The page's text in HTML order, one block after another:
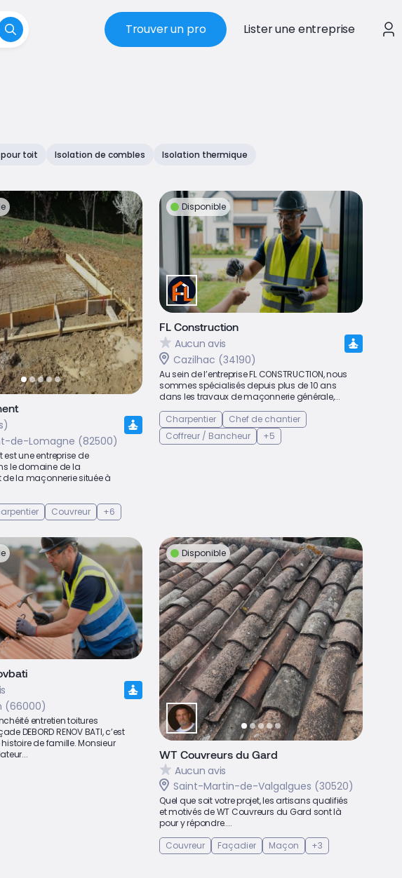
Trouver un pro Lister une entreprise
toit Isolation de combles Isolation thermique
de-Lomagne (82500)
est une entreprise de
le domaine de la
la maçonnerie située à
Couvreur +6
Disponible
FL Construction
Aucun avis
Cazilhac (34190)
Au sein de l’entreprise FL CONSTRUCTION, nous
sommes spécialisés depuis plus de 10 ans
dans les travaux de maçonnerie générale,...
Charpentier
Chef de chantier
Coffreur / Bancheur
+5
(66000)
entretien toitures
DEBORD RENOV BATI, c’est
de famille. Monsieur
Disponible
WT Couvreurs du Gard
Aucun avis
Saint-Martin-de-Valgalgues (30520)
Quel que soit votre projet, les artisans qualifiés
et motivés de WT Couvreurs du Gard sont là
pour y répondre....
Couvreur
Façadier Maçon +3